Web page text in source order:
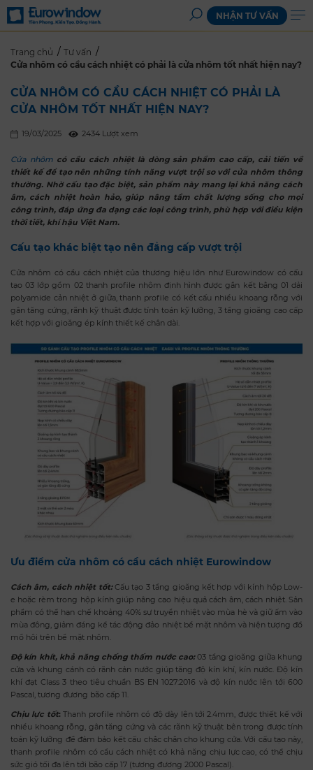
NHẬN TƯ VẤN
Trang chủ
Tư vấn
Cửa nhôm có cầu cách nhiệt có phải là cửa nhôm tốt nhất hiện nay?
CỬA NHÔM CÓ CẦU CÁCH NHIỆT CÓ PHẢI LÀ
CỬA NHÔM TỐT NHẤT HIỆN NAY?
19/03/2025 2434 Lượt xem
Cửa nhômcó cầu cách nhiệt là dòng sản phẩm cao cấp, cải tiến về
thiết kế để tạo nên những tính năng vượt trội so với cửa nhôm thông
thường. Nhờ cấu tạo đặc biệt, sản phẩm này mang lại khả năng cách
âm, cách nhiệt hoàn hảo, giúp nâng tầm chất lượng sống cho mọi
công trình, đáp ứng đa dạng các loại công trình, phù hợp với điều kiện
thời tiết, khí hậu Việt Nam.
Cấu tạo khác biệt tạo nên đẳng cấp vượt trội
Cửa nhôm có cầu cách nhiệt của thương hiệu lớn như Eurowindow có cấu
tạo 03 lớp gồm 02 thanh profile nhôm định hình được gắn kết bằng 01 dải
polyamide cản nhiệt ở giữa, thanh profile có kết cấu nhiều khoang rỗng với
gân tăng cứng, rãnh kỹ thuật được tính toán kỹ lưỡng, 3 tầng gioăng cao cấp
kết hợp với gioăng ép kính thiết kế chân dài.
Ưu điểm cửa nhôm có cầu cách nhiệt Eurowindow
Cách âm, cách nhiệt tốt:Cấu tạo 3 tầng gioăng kết hợp với kính hộp Low-
e hoặc rèm trong hộp kính giúp nâng cao hiệu quả cách âm, cách nhiệt. Sản
phẩm có thể hạn chế khoảng 40% sự truyền nhiệt vào mùa hè và giữ ấm vào
mùa đông, giảm đáng kể tác động đảo nhiệt bề mặt nhôm và hiện tượng đổ
mồ hôi trên bề mặt nhôm.
Độ kín khít, khả năng chống thấm nước cao:03 tầng gioăng giữa khung
cửa và khung cánh có rãnh cản nước giúp tăng độ kín khí, kín nước. Độ kín
khí đạt Class 3 theo tiêu chuẩn BS EN 1027:2016 và độ kín nước lên tới 600
Pascal, tương đương bão cấp 11.
Chịu lực tốt: Thanh profile nhôm có độ dày lên tới 2.4mm, được thiết kế với
nhiều khoang rỗng, gân tăng cứng và các rãnh kỹ thuật bên trong được tính
toán kỹ lưỡng để đảm bảo kết cấu chắc chắn cho khung cửa. Với cấu tạo này,
thanh profile nhôm có cầu cách nhiệt có khả năng chịu lực cao, có thể chịu
sức gió tối đa lên tới bão cấp 17 (tương đương 2000 Pascal).